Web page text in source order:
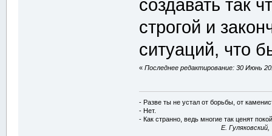
создавать так
строгой и
ситуаций, что
«Последнее редактирование: 30 Июнь
- Разве ты не устал от борьбы, от
- Нет.
- Как странно, ведь многие так ценят
E.